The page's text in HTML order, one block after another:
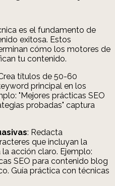
es el fundamento de
exitosa. Estos
cómo los motores de
tu contenido.
títulos de 50-60
principal en los
"Mejores prácticas SEO
probadas" captura
: Redacta
que incluyan la
acción claro. Ejemplo:
SEO para contenido blog
Guía práctica con técnicas